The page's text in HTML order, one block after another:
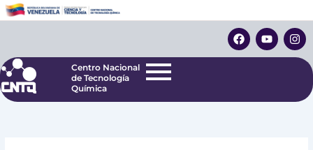
al
F
a
c
o
Y
o
u
e
I
n
s
r
Centro Nacional
de Tecnología
Centro Nacional
de Tecnología
Química